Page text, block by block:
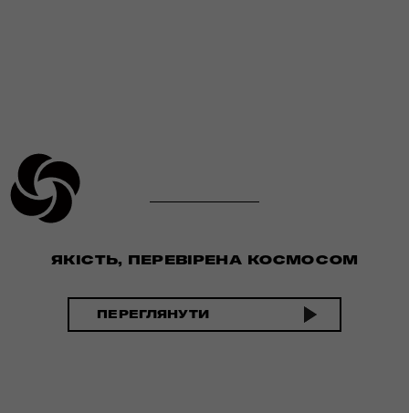
ЯКІСТЬ, ПЕРЕВІРЕНА КОСМОСОМ
ПЕРЕГЛЯНУТИ